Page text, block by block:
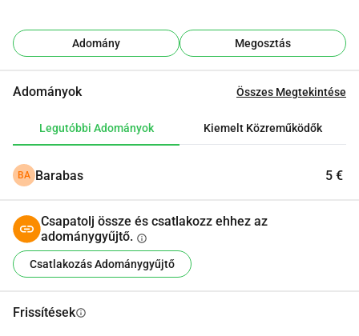
Adomány Megosztás
Adományok Összes Megtekintése
Legutóbbi Adományok Kiemelt Közreműködők
BA Barabas 5 €
Csapatolj össze és csatlakozz ehhez az
adománygyűjtő. info
Csatlakozás Adománygyűjtő
Frissítésekinfo